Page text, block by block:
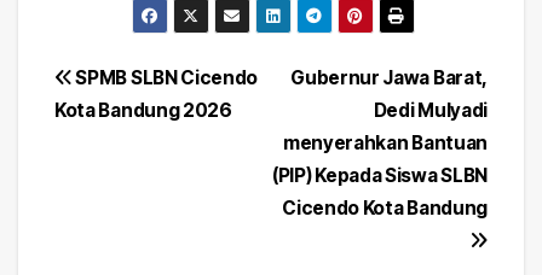
Post
navigation
Gubernur Jawa Barat,
Dedi Mulyadi
menyerahkan Bantuan
(PIP) Kepada Siswa SLBN
Cicendo Kota Bandung
SPMB SLBN Cicendo
Kota Bandung 2026